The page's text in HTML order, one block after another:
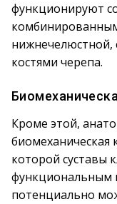
функционируют
костями черепа.
Кроме этой,
биомеханическая
которой суставы
функциональным
потенциально